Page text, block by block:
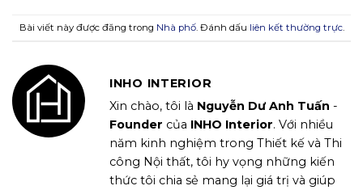
Bài viết này được đăng trong Nhà phố. Đánh dấu liên kết thường trực.
INHO INTERIOR
Xin chào, tôi là Nguyễn Dư Anh Tuấn -
Founder của INHO Interior. Với nhiều
năm kinh nghiệm trong Thiết kế và Thi
công Nội thất, tôi hy vọng những kiến
thức tôi chia sẻ mang lại giá trị và giúp